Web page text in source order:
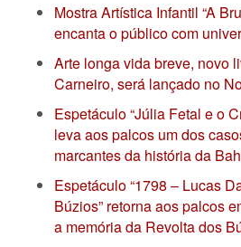
Mostra Artística Infantil “A
encanta o público com
Arte longa vida breve, novo
Carneiro, será lançado no
Espetáculo “Júlia Fetal e o
leva aos palcos um dos
marcantes da história da
Espetáculo “1798 – Lucas
Búzios” retorna aos palcos
a memória da Revolta dos